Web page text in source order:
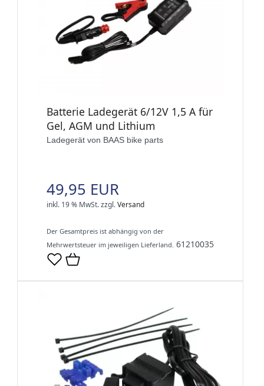
Batterie Ladegerät 6/12V 1,5 A für
Gel, AGM und Lithium
Ladegerät von BAAS bike parts
49,95 EUR
inkl. 19 % MwSt.zzgl.Versand
Der Gesamtpreis ist abhängig von der
Mehrwertsteuer im jeweiligen Lieferland. 61210035